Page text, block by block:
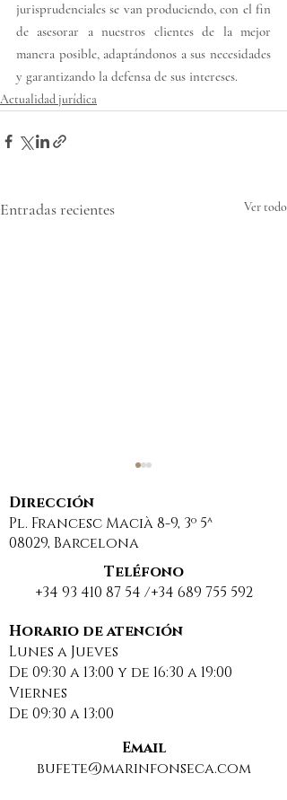
jurisprudenciales se van produciendo, con el fin
de asesorar a nuestros clientes de la mejor
manera posible, adaptándonos a sus necesidades
y garantizando la defensa de sus intereses.
Actualidad jurídica
Entradas recientes Ver todo
comunidad de
propietarios por
usar una web
insegura para
compartir datos
personales
Dirección
Pl. Francesc Macià 8-9, 3º 5ª
08029, Barcelona
Teléfono
+34 93 410 87 54 /+34 689 755 592
Horario de atención
Lunes a Jueves
De 09:30 a 13:00 y de 16:30 a 19:00
Viernes
De 09:30 a 13:00
Email
bufete@marinfonseca.com